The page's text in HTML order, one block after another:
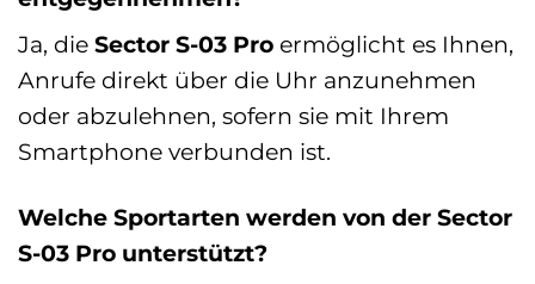
Ja, die Sector S-03 Pro ermöglicht es Ihnen,
Anrufe direkt über die Uhr anzunehmen
oder abzulehnen, sofern sie mit Ihrem
Smartphone verbunden ist.
Welche Sportarten werden von der Sector
S-03 Pro unterstützt?